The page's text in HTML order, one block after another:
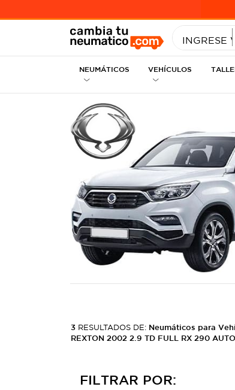
INGRESE
INGRESE
NEUMÁTICOS VEHÍCULOS
3 RESULTADOS DE: Neumáticos para
REXTON 2002 2.9 TD FULL RX 290 AUTO
FILTRAR POR: